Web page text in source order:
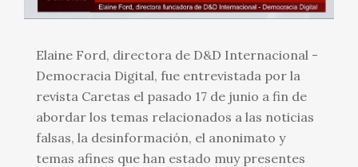
Elaine Ford, directora de D&D Internacional -
Democracia Digital, fue entrevistada por la
revista Caretas el pasado 17 de junio a fin de
abordar los temas relacionados a las noticias
falsas, la desinformación, el anonimato y
temas afines que han estado muy presentes